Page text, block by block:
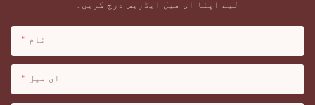
لیے اپنا ای میل ایڈریس درج کریں۔
نام
ای میل